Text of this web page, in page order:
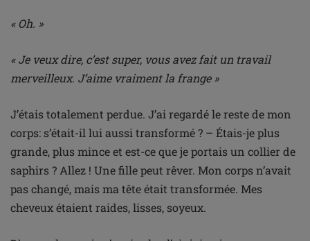
« Oh. »
« Je veux dire, c’est super, vous avez fait un travail
merveilleux. J’aime vraiment la frange »
J’étais totalement perdue. J’ai regardé le reste de mon
corps: s’était-il lui aussi transformé ? – Étais-je plus
grande, plus mince et est-ce que je portais un collier de
saphirs ? Allez ! Une fille peut rêver. Mon corps n’avait
pas changé, mais ma tête était transformée. Mes
cheveux étaient raides, lisses, soyeux.